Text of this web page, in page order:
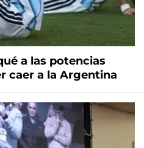
a las potencias
caer a la Argentina